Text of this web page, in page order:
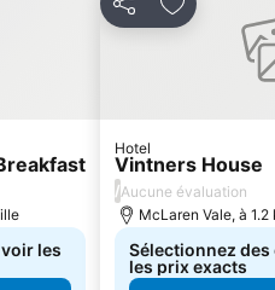
les
PartagerAjouter à
Hotel
Vintners House
/Aucune évaluation
McLaren Vale, à
Sélectionnez
les prix exacts